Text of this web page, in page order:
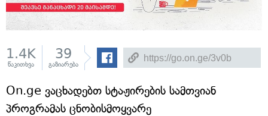
1.4K
წაკითხვა
39
გაზიარება
On.ge ვაცხადებთ სტაჟირების სამთვიან
პროგრამას ცნობისმოყვარე